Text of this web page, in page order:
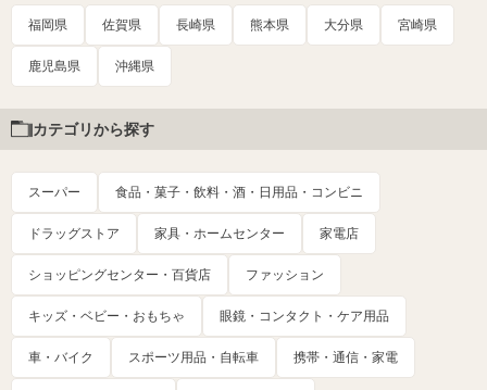
福岡県 佐賀県 長崎県 熊本県 大分県 宮崎県
鹿児島県 沖縄県
カテゴリから探す
スーパー 食品・菓子・飲料・酒・日用品・コンビニ
ドラッグストア 家具・ホームセンター 家電店
ショッピングセンター・百貨店 ファッション
キッズ・ベビー・おもちゃ 眼鏡・コンタクト・ケア用品
車・バイク スポーツ用品・自転車 携帯・通信・家電